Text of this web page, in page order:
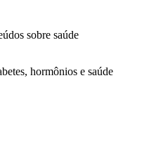
sobre saúde
hormônios e saúde